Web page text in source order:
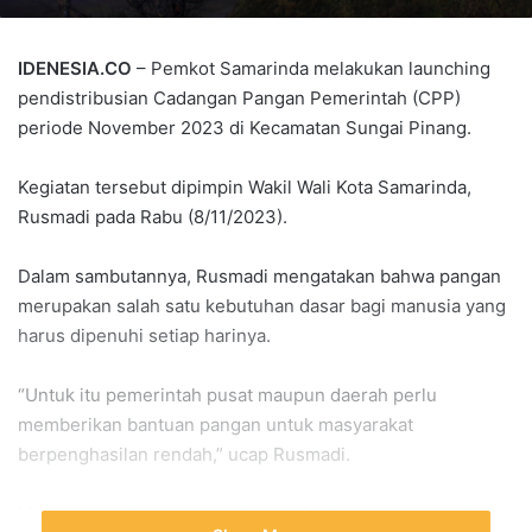
IDENESIA.CO – Pemkot Samarinda melakukan launching
pendistribusian Cadangan Pangan Pemerintah (CPP)
periode November 2023 di Kecamatan Sungai Pinang.
Kegiatan tersebut dipimpin Wakil Wali Kota Samarinda,
Rusmadi pada Rabu (8/11/2023).
Dalam sambutannya, Rusmadi mengatakan bahwa pangan
merupakan salah satu kebutuhan dasar bagi manusia yang
harus dipenuhi setiap harinya.
“Untuk itu pemerintah pusat maupun daerah perlu
memberikan bantuan pangan untuk masyarakat
berpenghasilan rendah,” ucap Rusmadi.
Menurutnya, bantuan tersebut setidaknya dapat membantu